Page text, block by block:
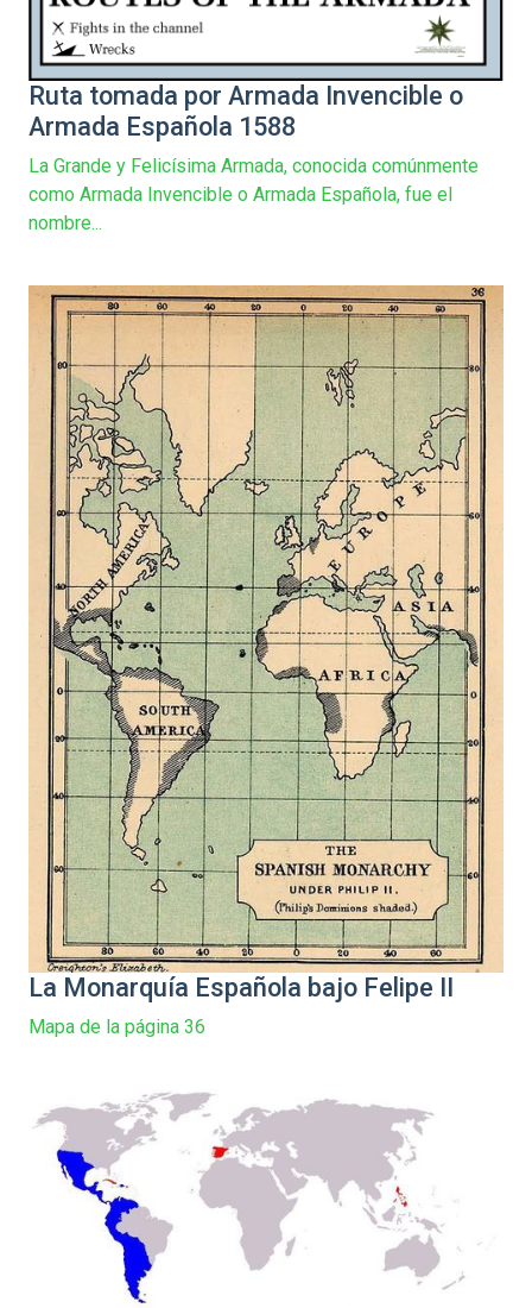
Ruta tomada por Armada Invencible o
Armada Española 1588
La Grande y Felicísima Armada, conocida comúnmente
como Armada Invencible o Armada Española, fue el
nombre...
La Monarquía Española bajo Felipe II
Mapa de la página 36